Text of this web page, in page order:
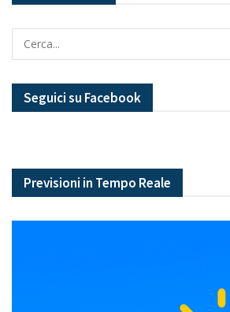
Seguici su Facebook
Previsioni in Tempo Reale